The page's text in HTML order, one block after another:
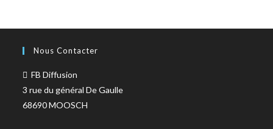
Nous Contacter
FB Diffusion
3 rue du général De Gaulle
68690 MOOSCH